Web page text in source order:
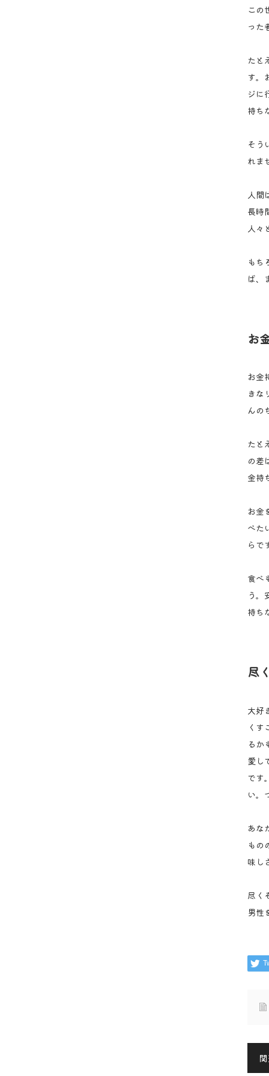
この
った
たと
す。
ジに
持ち
そう
れま
人間
長時
人々
もち
ば、
お
お金
きな
んの
たと
の差
金持
お金
べた
らで
食べ
う。
持ち
尽
大好
く
るか
愛し
です
い。
あな
もの
味し
尽く
男性